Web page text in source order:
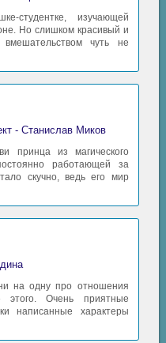
студентке, изучающей
Но слишком красивый и
чуть не
- Станислав Миков
принца из магического
работающей за
скучно, ведь его мир
на одну про отношения
Очень приятные
написанные характеры